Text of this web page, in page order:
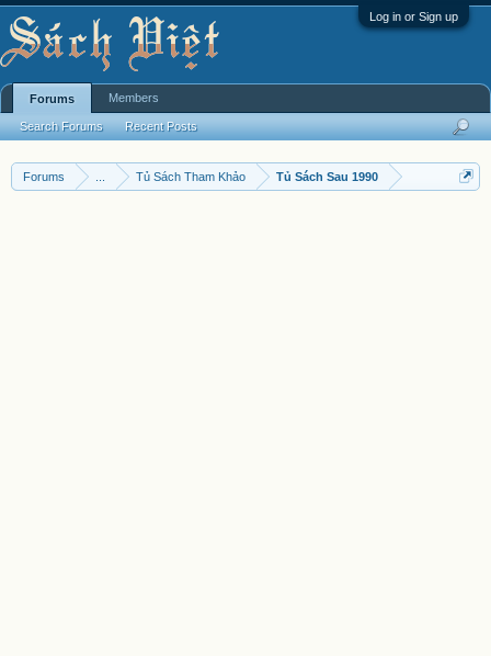
Log in or Sign up
Forums Tủ Sách Tham Khảo Tủ Sách Sau 1990
Forums
Search Forums Recent Posts
Members